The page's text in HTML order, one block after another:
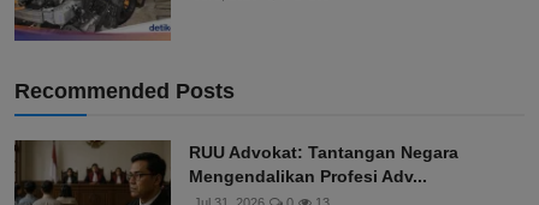
Recommended Posts
RUU Advokat: Tantangan Negara
Mengendalikan Profesi Adv...